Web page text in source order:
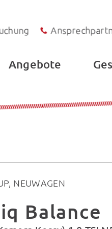
Angebote
NEUWAGEN
Balance